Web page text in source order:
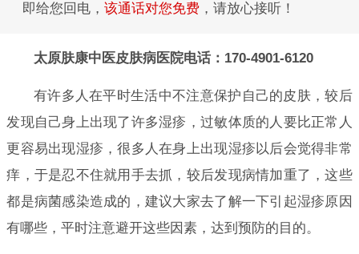
即给您回电， 该通话对您免费 ，请放心接听！
太原肤康中医皮肤病医院电话：170-4901-6120
有许多人在平时生活中不注意保护自己的皮肤，较后
发现自己身上出现了许多湿疹，过敏体质的人要比正常人
更容易出现湿疹，很多人在身上出现湿疹以后会觉得非常
痒，于是忍不住就用手去抓，较后发现病情加重了，这些
都是病菌感染造成的，建议大家去了解一下引起湿疹原因
有哪些，平时注意避开这些因素，达到预防的目的。